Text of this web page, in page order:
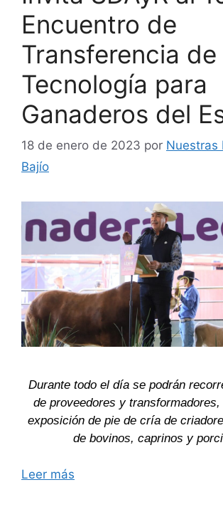
Encuentro de
Transferencia de
Tecnología para
Ganaderos del
18 de enero de 2023 por Nuestras
Bajío
Durante todo el día se podrán
de proveedores y
exposición de pie de cría de
de bovinos, caprinos y
Leer más